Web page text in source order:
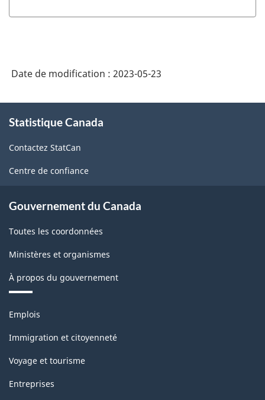
Date de modification : 2023-05-23
propos
ce
site
Statistique Canada
Contactez StatCan
Centre de confiance
Gouvernement du Canada
Toutes les coordonnées
Ministères et organismes
À propos du gouvernement
Thèmes
sujets
Emplois
Immigration et citoyenneté
Voyage et tourisme
Entreprises